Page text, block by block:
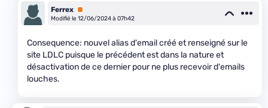
Ferrex Premium
Modifié le 12/06/2024 à 07h42
Consequence: nouvel alias d'email créé et renseigné sur le
site LDLC puisque le précédent est dans la nature et
désactivation de ce dernier pour ne plus recevoir d'emails
louches.